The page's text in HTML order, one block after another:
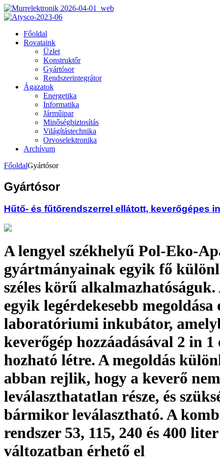
Főoldal
Rovataink
Üzlet
Konstruktőr
Gyártósor
Rendszerintegrátor
Ágazatok
Energetika
Informatika
Járműipar
Minőségbiztosítás
Világítástechnika
Orvoselektronika
Archívum
FőoldalGyártósor
Gyártósor
Hűtő- és fűtőrendszerrel ellátott, keverőgépes
A lengyel székhelyű Pol-Eko-
gyártmányainak egyik fő
széles körű alkalmazhatóságuk.
egyik legérdekesebb megoldása
laboratóriumi inkubátor,
keverőgép hozzáadásával 2 in 1
hozható létre. A megoldás
abban rejlik, hogy a keverő
leválaszthatatlan része, és
bármikor leválasztható. A
rendszer 53, 115, 240 és 400
változatban érhető el